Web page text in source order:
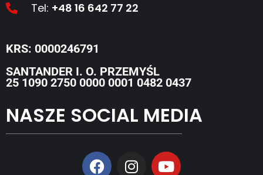
Tel: +48 16 642 77 22
KRS: 0000246791
SANTANDER I. O. PRZEMYŚL
25 1090 2750 0000 0001 0482 0437
NASZE SOCIAL MEDIA